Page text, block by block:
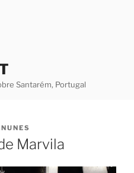
Santarém, Portugal
Marvila